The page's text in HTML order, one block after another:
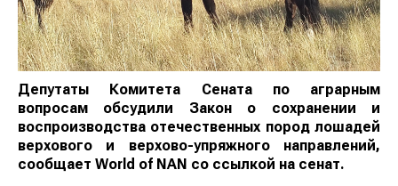
Депутаты Комитета Сената по аграрным
вопросам обсудили Закон о сохранении и
воспроизводства отечественных пород лошадей
верхового и верхово-упряжного направлений,
сообщает World of NAN со ссылкой на сенат.